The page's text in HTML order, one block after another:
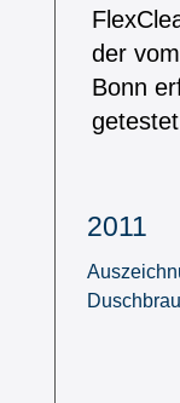
der
Bonn
2011